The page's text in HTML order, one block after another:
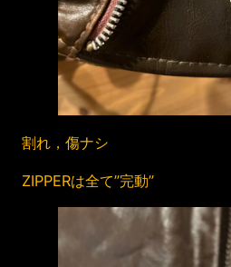
割れ，傷ナシ
ZIPPERは全て”完動”